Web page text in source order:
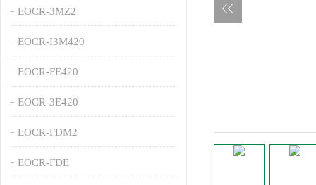
EOCR-3MZ2
EOCR-I3M420
EOCR-FE420
EOCR-3E420
EOCR-FDM2
EOCR-FDE